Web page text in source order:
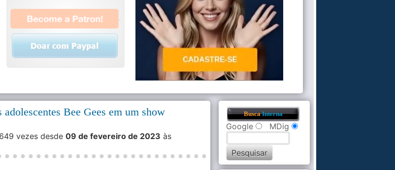
.
Bee Gees em um show
vezes desde 09 de fevereiro de 2023 às
BuscaInterna
Google MDig